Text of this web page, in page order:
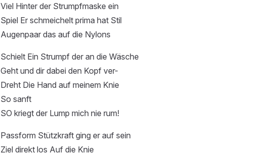
Viel Hinter der Strumpfmaske ein
Spiel Er schmeichelt prima hat Stil
Augenpaar das auf die Nylons
Schielt Ein Strumpf der an die Wäsche
Geht und dir dabei den Kopf ver-
Dreht Die Hand auf meinem Knie
So sanft
SO kriegt der Lump mich nie rum!
Passform Stützkraft ging er auf sein
Ziel direkt los Auf die Knie